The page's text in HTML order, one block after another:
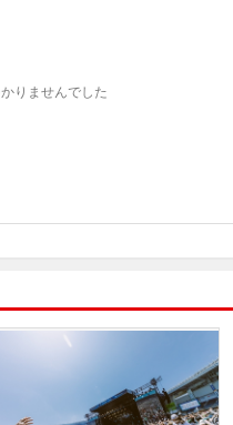
りませんでした